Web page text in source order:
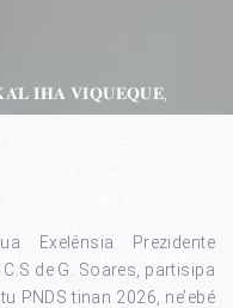
𝐈𝐇𝐀 𝐕𝐈𝐐𝐔𝐄𝐐𝐔𝐄,
Soares Varela,
Exelénsia Prezidente
de G. Soares, partisipa
PNDS tinan 2026, ne’ebé